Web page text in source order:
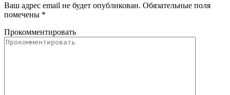
Ваш адрес email не будет опубликован. Обязательные поля
помечены *
Прокомментировать